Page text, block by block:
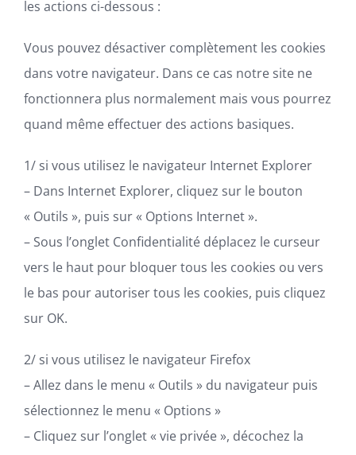
les actions ci-dessous :
Vous pouvez désactiver complètement les cookies
dans votre navigateur. Dans ce cas notre site ne
fonctionnera plus normalement mais vous pourrez
quand même effectuer des actions basiques.
1/ si vous utilisez le navigateur Internet Explorer
– Dans Internet Explorer, cliquez sur le bouton
« Outils », puis sur « Options Internet ».
– Sous l’onglet Confidentialité déplacez le curseur
vers le haut pour bloquer tous les cookies ou vers
le bas pour autoriser tous les cookies, puis cliquez
sur OK.
2/ si vous utilisez le navigateur Firefox
– Allez dans le menu « Outils » du navigateur puis
sélectionnez le menu « Options »
– Cliquez sur l’onglet « vie privée », décochez la